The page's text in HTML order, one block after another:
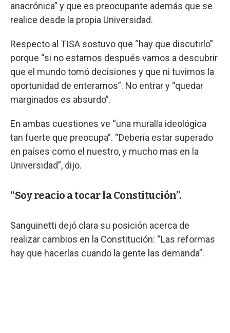
anacrónica” y que es preocupante además que se
realice desde la propia Universidad.
Respecto al TISA sostuvo que “hay que discutirlo”
porque “si no estamos después vamos a descubrir
que el mundo tomó decisiones y que ni tuvimos la
oportunidad de enterarnos”. No entrar y “quedar
marginados es absurdo”.
En ambas cuestiones ve “una muralla ideológica
tan fuerte que preocupa”. “Debería estar superado
en países como el nuestro, y mucho mas en la
Universidad”, dijo.
“Soy reacio a tocar la Constitución”.
Sanguinetti dejó clara su posición acerca de
realizar cambios en la Constitución: “Las reformas
hay que hacerlas cuando la gente las demanda”.